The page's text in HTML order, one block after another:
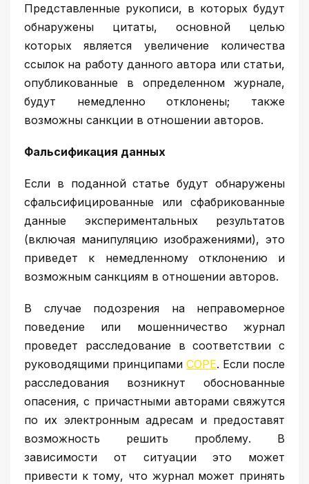
Представленные рукописи, в которых будут
обнаружены цитаты, основной целью
которых является увеличение количества
ссылок на работу данного автора или статьи,
опубликованные в определенном журнале,
будут немедленно отклонены; также
возможны санкции в отношении авторов.
Фальсификация данных
Если в поданной статье будут обнаружены
сфальсифицированные или сфабрикованные
данные экспериментальных результатов
(включая манипуляцию изображениями), это
приведет к немедленному отклонению и
возможным санкциям в отношении авторов.
В случае подозрения на неправомерное
поведение или мошенничество журнал
проведет расследование в соответствии с
руководящими принципами COPE. Если после
расследования возникнут обоснованные
опасения, с причастными авторами свяжутся
по их электронным адресам и предоставят
возможность решить проблему. В
зависимости от ситуации это может
привести к тому, что журнал может принять